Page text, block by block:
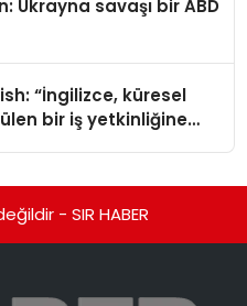
Ukrayna savaşı bir ABD
“İngilizce, küresel
bir iş yetkinliğine
- SIR HABER